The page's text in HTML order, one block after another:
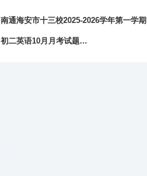
南通海安市十三校2025-2026学年第一学期
初二英语10月月考试题…